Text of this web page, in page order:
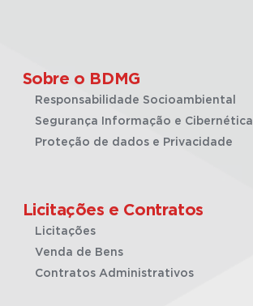
Sobre o BDMG
Responsabilidade Socioambiental
Segurança Informação e Cibernética
Proteção de dados e Privacidade
Licitações e Contratos
Licitações
Venda de Bens
Contratos Administrativos